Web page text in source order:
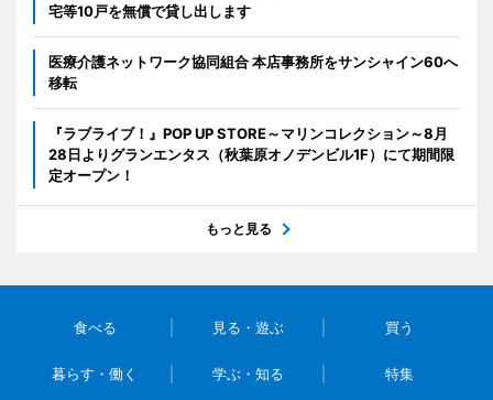
宅等10戸を無償で貸し出します
医療介護ネットワーク協同組合 本店事務所をサンシャイン60へ
移転
『ラブライブ！』POP UP STORE～マリンコレクション～8月
28日よりグランエンタス（秋葉原オノデンビル1F）にて期間限
定オープン！
もっと見る
食べる 見る・遊ぶ 買う
暮らす・働く 学ぶ・知る 特集